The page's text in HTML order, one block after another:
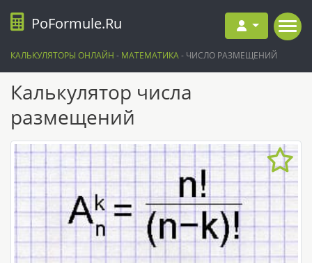
PoFormule.Ru
КАЛЬКУЛЯТОРЫ ОНЛАЙН - МАТЕМАТИКА- ЧИСЛО РАЗМЕЩЕНИЙ
Калькулятор числа
размещений